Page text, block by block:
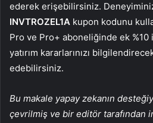
ederek erişebilirsiniz.
INVTROZEL1A kupon kodunu
Pro ve Pro+ aboneliğinde ek
yatırım kararlarınızı
edebilirsiniz.
Bu makale yapay zekanın
çevrilmiş ve bir editör tarafından